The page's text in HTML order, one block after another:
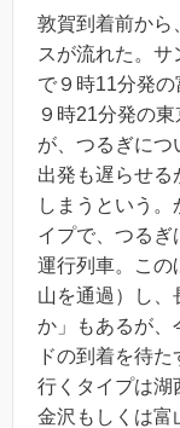
敦賀到着前から
スが流れた。
で９時11分発の
９時21分発の
が、つるぎにつ
出発も遅らせる
しまうという
イプで、つるぎ
運行列車。この
山を通過）し、
か」もあるが、
ドの到着を待
行くタイプは湖
金沢もしくは富